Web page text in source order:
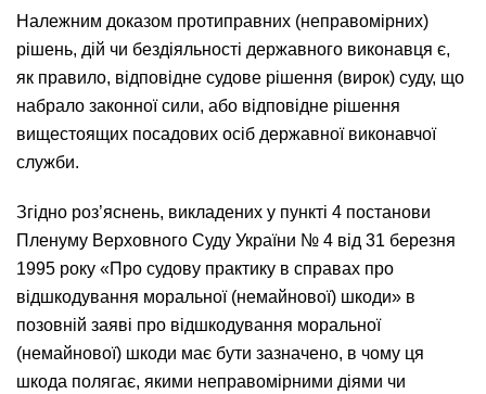
Належним доказом протиправних (неправомірних)
рішень, дій чи бездіяльності державного виконавця є,
як правило, відповідне судове рішення (вирок) суду, що
набрало законної сили, або відповідне рішення
вищестоящих посадових осіб державної виконавчої
служби.
Згідно роз’яснень, викладених у пункті 4 постанови
Пленуму Верховного Суду України № 4 від 31 березня
1995 року «Про судову практику в справах про
відшкодування моральної (немайнової) шкоди» в
позовній заяві про відшкодування моральної
(немайнової) шкоди має бути зазначено, в чому ця
шкода полягає, якими неправомірними діями чи